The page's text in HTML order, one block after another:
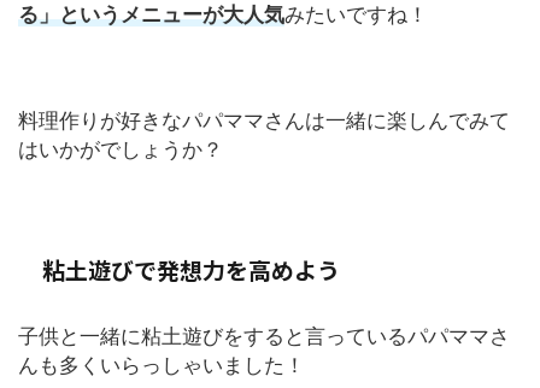
る」というメニューが大人気みたいですね！
料理作りが好きなパパママさんは一緒に楽しんでみて
はいかがでしょうか？
粘土遊びで発想力を高めよう
子供と一緒に粘土遊びをすると言っているパパママさ
んも多くいらっしゃいました！